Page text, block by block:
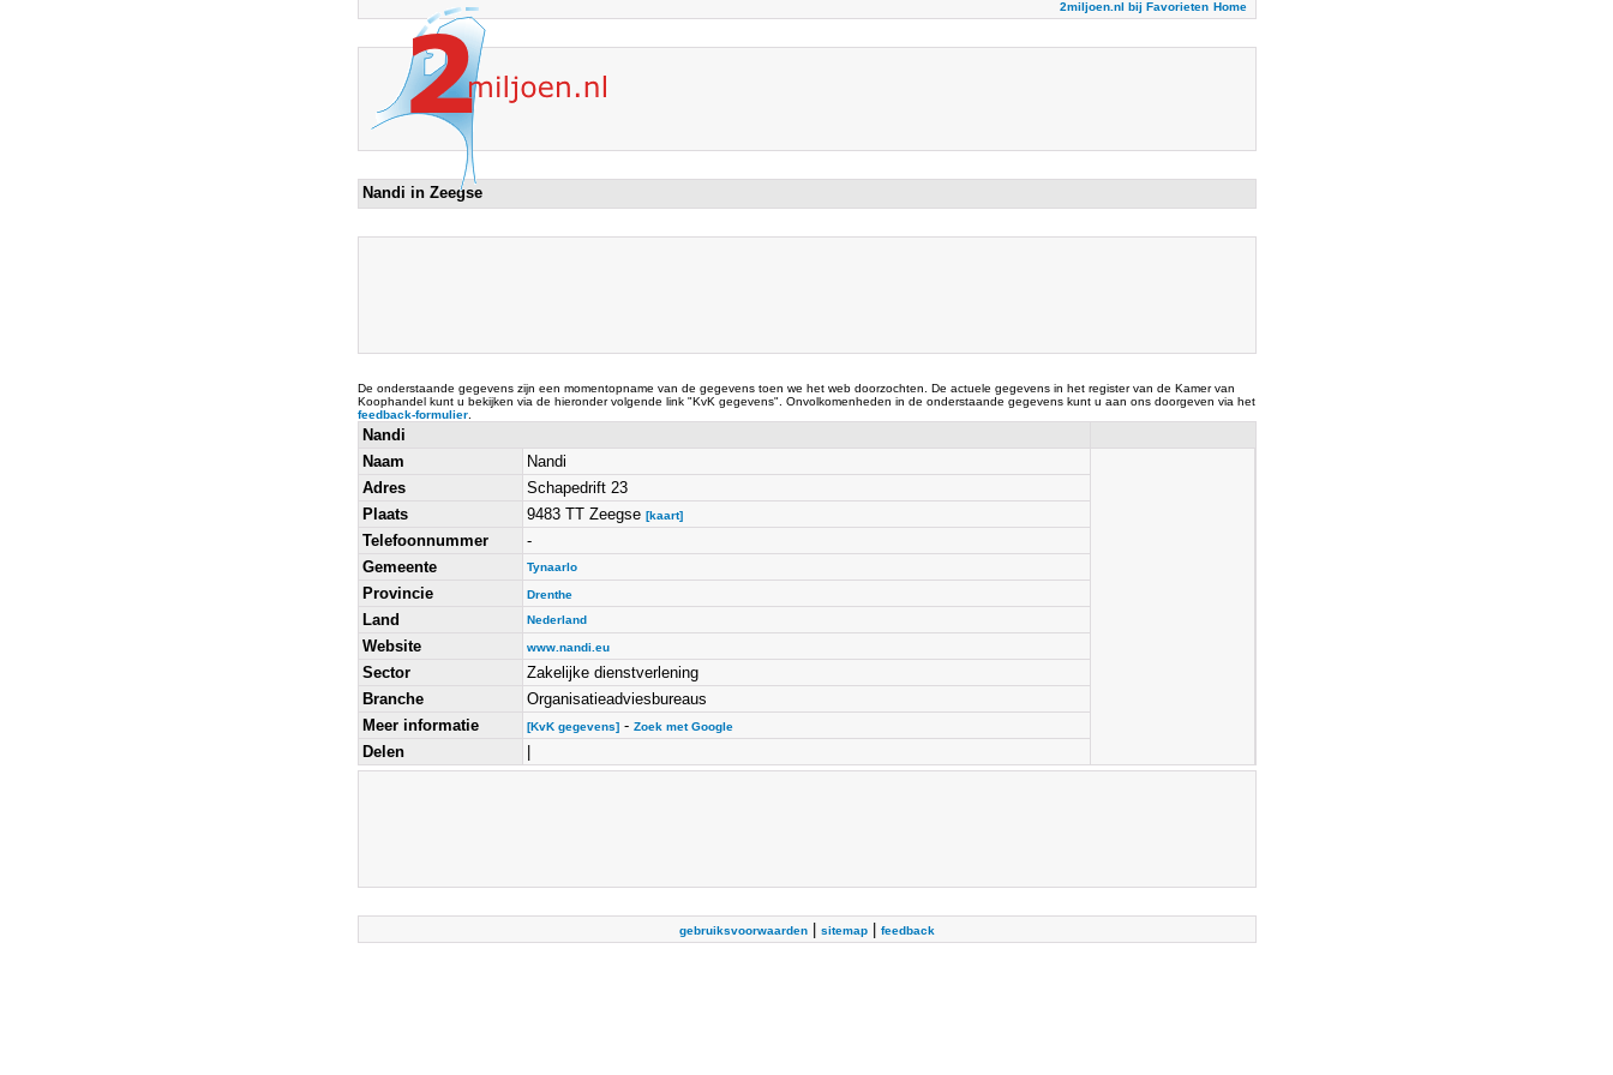
2miljoen.nl bij Favorieten Home
Nandi in Zeegse
De onderstaande gegevens zijn een momentopname van de gegevens toen we het web doorzochten. De actuele gegevens in het register van de Kamer van
Koophandel kunt u bekijken via de hieronder volgende link "KvK gegevens". Onvolkomenheden in de onderstaande gegevens kunt u aan ons doorgeven via het
feedback-formulier.
Nandi
Naam
Nandi
Adres
Schapedrift 23
Plaats
9483 TT Zeegse [kaart]
Telefoonnummer
-
Gemeente
Tynaarlo
Provincie Drenthe
Land Nederland
Website www.nandi.eu
Sector
Zakelijke dienstverlening
Branche
Organisatieadviesbureaus
Meer informatie
[KvK gegevens]- Zoek met Google
Delen
gebruiksvoorwaarden| sitemap| feedback